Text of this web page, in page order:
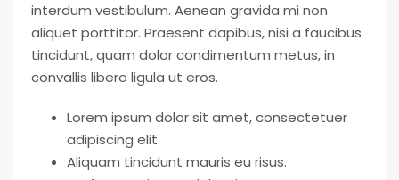
interdum vestibulum. Aenean gravida mi non
aliquet porttitor. Praesent dapibus, nisi a faucibus
tincidunt, quam dolor condimentum metus, in
convallis libero ligula ut eros.
Lorem ipsum dolor sit amet, consectetuer
adipiscing elit.
Aliquam tincidunt mauris eu risus.